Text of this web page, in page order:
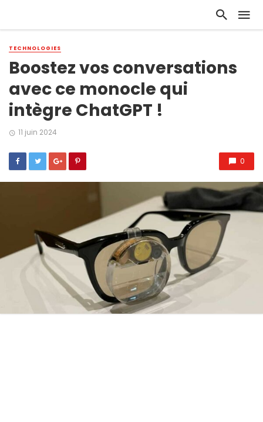
TECHNOLOGIES
Boostez vos conversations
avec ce monocle qui
intègre ChatGPT !
11 juin 2024
0